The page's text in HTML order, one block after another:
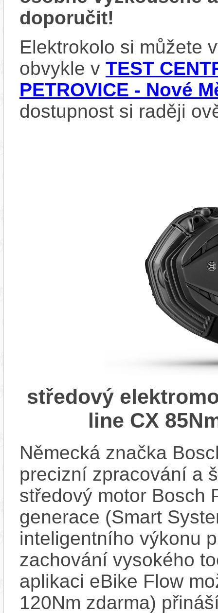
doporučit!
Elektrokolo si můžete
obvykle v TEST
PETROVICE - Nové
dostupnost si raději
středový
line CX
Německá značka
precizní zpracování a
středový motor Bosch
generace (Smart
inteligentního výkonu
zachování vysokého
aplikaci eBike Flow
120Nm zdarma)